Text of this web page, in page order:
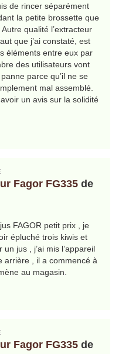
de rincer séparément
la petite brossette que
qualité l’extracteur
que j’ai constaté, est
éléments entre eux par
des utilisateurs vont
parce qu’il ne se
mal assemblé.
un avis sur la solidité
Fagor FG335 de
FAGOR petit prix , je
épluché trois kiwis et
jus , j’ai mis l’appareil
arrière , il a commencé à
au magasin.
Fagor FG335 de